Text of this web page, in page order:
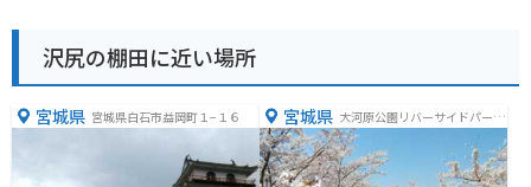
沢尻の棚田に近い場所
宮城県 宮城県白石市益岡町１−１６ 宮城県 大河原公園リバーサイドパーク
トイレ